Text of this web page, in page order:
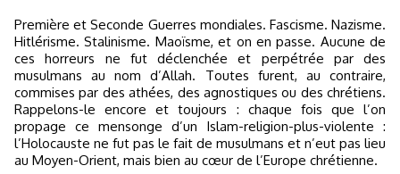
Première et Seconde Guerres mondiales. Fascisme. Nazisme.
Hitlérisme. Stalinisme. Maoïsme, et on en passe. Aucune de
ces horreurs ne fut déclenchée et perpétrée par des
musulmans au nom d’Allah. Toutes furent, au contraire,
commises par des athées, des agnostiques ou des chrétiens.
Rappelons-le encore et toujours : chaque fois que l’on
propage ce mensonge d’un Islam-religion-plus-violente :
l’Holocauste ne fut pas le fait de musulmans et n’eut pas lieu
au Moyen-Orient, mais bien au cœur de l’Europe chrétienne.